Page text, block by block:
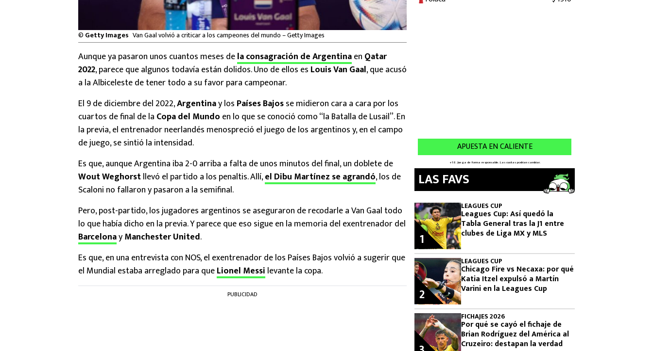
© Getty Images Van Gaal volvió a criticar a los campeones del mundo – Getty Images
Aunque ya pasaron unos cuantos meses dela consagración de Argentinaen Qatar
2022, parece que algunos todavía están dolidos. Uno de ellos es Louis Van Gaal, que acusó
a la Albiceleste de tener todo a su favor para campeonar.
El 9 de diciembre del 2022,Argentinay los Países Bajosse midieron cara a cara por los
cuartos de final de la Copa del Mundo en lo que se conoció como “la Batalla de Lusail”. En
la previa, el entrenador neerlandés menospreció el juego de los argentinos y, en el campo
de juego, se sintió la intensidad.
Es que, aunque Argentina iba 2-0 arriba a falta de unos minutos del final, un doblete de
Wout Weghorstllevó el partido a los penaltis. Allí,el Dibu Martínez se agrandó, los de
Scaloni no fallaron y pasaron a la semifinal.
Pero, post-partido, los jugadores argentinos se aseguraron de recodarle a Van Gaal todo
lo que había dicho en la previa. Y parece que eso sigue en la memoria del exentrenador del
BarcelonayManchester United.
Es que, en una entrevista con NOS, el exentrenador de los Países Bajos volvió a sugerir que
el Mundial estaba arreglado para queLionel Messi levante la copa.
PUBLICIDAD
LAS FAVS
LEAGUES CUP
Leagues Cup: Así quedó la
Tabla General tras la J1 entre
clubes de Liga MX y MLS
1
LEAGUES CUP
Chicago Fire vs Necaxa: por qué
Katia Itzel expulsó a Martín
Varini en la Leagues Cup
2
FICHAJES 2026
Por qué se cayó el fichaje de
Brian Rodríguez del América al
Cruzeiro: destapan la verdad